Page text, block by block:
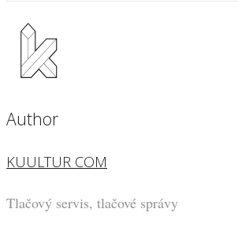
Author
KUULTUR COM
Tlačový servis, tlačové správy